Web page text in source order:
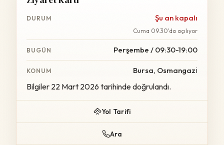
DURUM Şu an kapalı
Cuma 09.30'da açılıyor
BUGÜN Perşembe / 09:30-19:00
KONUM Bursa, Osmangazi̇
Bilgiler 22 Mart 2026 tarihinde doğrulandı.
Yol Tarifi
Ara